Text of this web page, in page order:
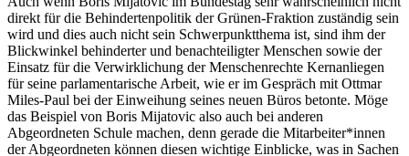
direkt für die Behindertenpolitik der Grünen-Fraktion zuständig sein
wird und dies auch nicht sein Schwerpunktthema ist, sind ihm der
Blickwinkel behinderter und benachteiligter Menschen sowie der
Einsatz für die Verwirklichung der Menschenrechte Kernanliegen
für seine parlamentarische Arbeit, wie er im Gespräch mit Ottmar
Miles-Paul bei der Einweihung seines neuen Büros betonte. Möge
das Beispiel von Boris Mijatovic also auch bei anderen
Abgeordneten Schule machen, denn gerade die Mitarbeiter*innen
der Abgeordneten können diesen wichtige Einblicke, was in Sachen